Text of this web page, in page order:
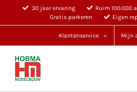
30 jaar ervaring
Ruim 100.000
Gratis parkeren
Eigen
Klantenservice Mijn